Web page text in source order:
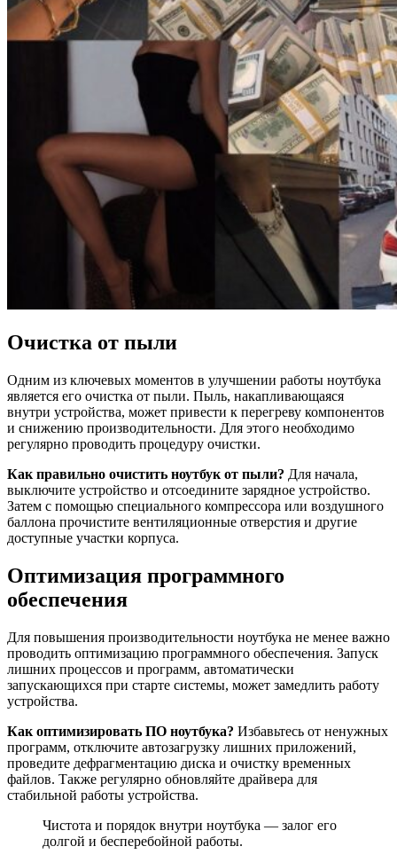
Очистка от пыли
Одним из ключевых моментов в улучшении работы ноутбука
является его очистка от пыли. Пыль, накапливающаяся
внутри устройства, может привести к перегреву компонентов
и снижению производительности. Для этого необходимо
регулярно проводить процедуру очистки.
Как правильно очистить ноутбук от пыли? Для начала,
выключите устройство и отсоедините зарядное устройство.
Затем с помощью специального компрессора или воздушного
баллона прочистите вентиляционные отверстия и другие
доступные участки корпуса.
Оптимизация программного
обеспечения
Для повышения производительности ноутбука не менее важно
проводить оптимизацию программного обеспечения. Запуск
лишних процессов и программ, автоматически
запускающихся при старте системы, может замедлить работу
устройства.
Как оптимизировать ПО ноутбука? Избавьтесь от ненужных
программ, отключите автозагрузку лишних приложений,
проведите дефрагментацию диска и очистку временных
файлов. Также регулярно обновляйте драйвера для
стабильной работы устройства.
Чистота и порядок внутри ноутбука — залог его
долгой и бесперебойной работы.